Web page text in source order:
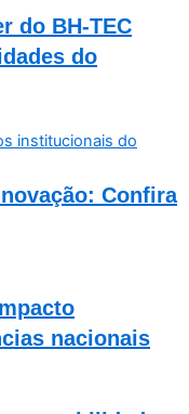
do BH-TEC
do
Confira
nacionais